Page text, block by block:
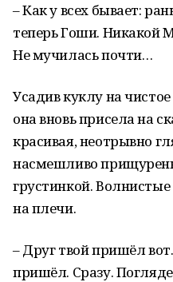
– Как у всех бывает:
теперь Гоши. Никакой
Не мучилась почти…
Усадив куклу на
она вновь присела на
красивая, неотрывно
насмешливо
грустинкой.
на плечи.
– Друг твой пришёл
пришёл. Сразу.